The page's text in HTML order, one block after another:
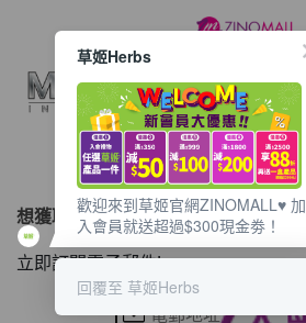
想獲取最新的優惠資訊？
立即訂閱電子郵件!
草姬Herbs
歡迎來到草姬官網ZINOMALL♥️ 加
入會員就送超過$300現金劵！
回覆至 草姬Herbs